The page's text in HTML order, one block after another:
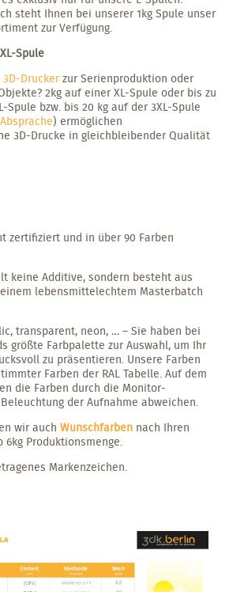
steht Ihnen bei unserer 1kg Spule unser
zur Verfügung.
Spule
3D-Druckerzur Serienproduktion oder
2kg auf einer XL-Spule oder bis zu
Spule bzw. bis 20 kg auf der 3XL-Spule
) ermöglichen
3D-Drucke in gleichbleibender Qualität
zertifiziert und in über 90 Farben
keine Additive, sondern besteht aus
lebensmittelechtem Masterbatch
transparent, neon, … – Sie haben bei
größte Farbpalette zur Auswahl, um Ihr
zu präsentieren. Unsere Farben
Farben der RAL Tabelle. Auf dem
die Farben durch die Monitor-
der Aufnahme abweichen.
wir auch Wunschfarben nach Ihren
6kg Produktionsmenge.
Markenzeichen.